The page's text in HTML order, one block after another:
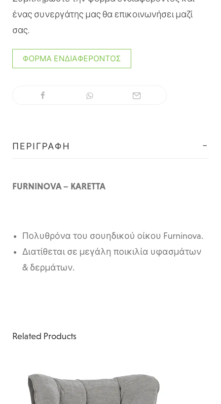
ένας συνεργάτης μας θα επικοινωνήσει μαζί
σας.
ΦΌΡΜΑ ΕΝΔΙΑΦΈΡΟΝΤΟΣ
ΠΕΡΙΓΡΑΦΉ
FURNINOVA – KARETTA
Πολυθρόνα του σουηδικού οίκου Furninova.
Διατίθεται σε μεγάλη ποικιλία υφασμάτων
& δερμάτων.
Related Products